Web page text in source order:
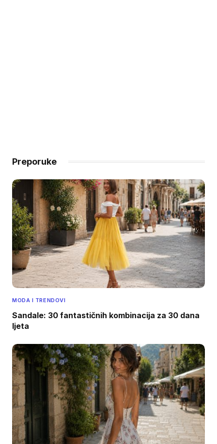
Preporuke
MODA I TRENDOVI
Sandale: 30 fantastičnih kombinacija za 30 dana
ljeta